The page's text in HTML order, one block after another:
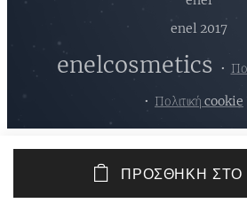
ΠΡΟΣΘΉΚΗ ΣΤΟ
enel 2017
enelcosmetics
Πολιτική cookie